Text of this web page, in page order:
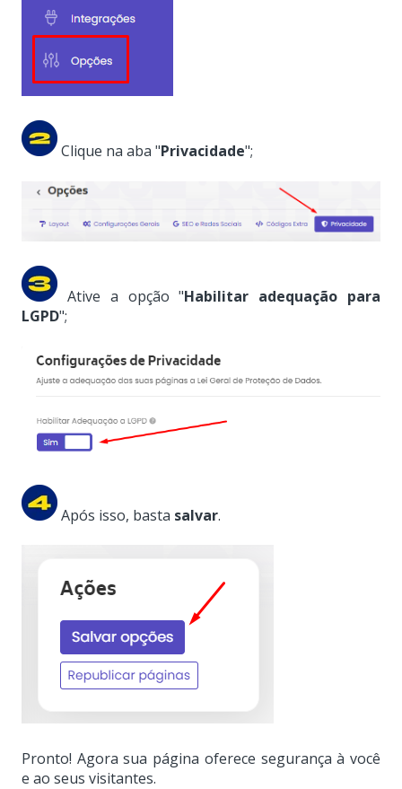
Clique na aba "Privacidade";
Ative a opção "Habilitar adequação para
LGPD";
Após isso, basta salvar.
Pronto! Agora sua página oferece segurança à você
e ao seus visitantes.